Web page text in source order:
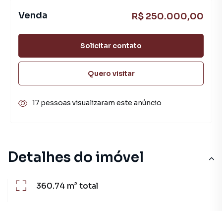
Detalhes do imóvel
360.74 m²total
Venda R$ 250.000,00
Solicitar contato
Quero visitar
17 pessoas visualizaram este anúncio